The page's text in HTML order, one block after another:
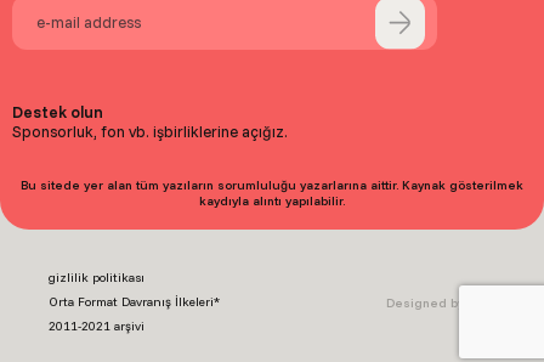
Destek olun
Sponsorluk, fon vb. işbirliklerine açığız.
Bu sitede yer alan tüm yazıların sorumluluğu yazarlarına aittir. Kaynak gösterilmek
kaydıyla alıntı yapılabilir.
gizlilik politikası
Orta Format Davranış İlkeleri*
2011-2021 arşivi
Designed by Baht.